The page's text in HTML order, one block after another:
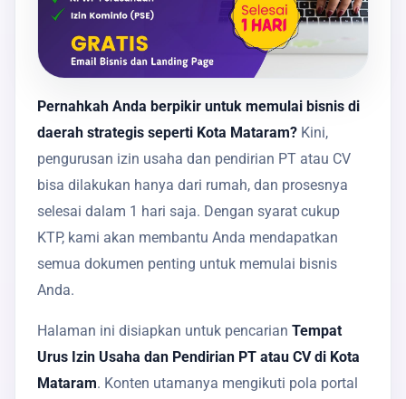
Pernahkah Anda berpikir untuk memulai bisnis di
daerah strategis seperti Kota Mataram? Kini,
pengurusan izin usaha dan pendirian PT atau CV
bisa dilakukan hanya dari rumah, dan prosesnya
selesai dalam 1 hari saja. Dengan syarat cukup
KTP, kami akan membantu Anda mendapatkan
semua dokumen penting untuk memulai bisnis
Anda.
Halaman ini disiapkan untuk pencarian Tempat
Urus Izin Usaha dan Pendirian PT atau CV di Kota
Mataram. Konten utamanya mengikuti pola portal